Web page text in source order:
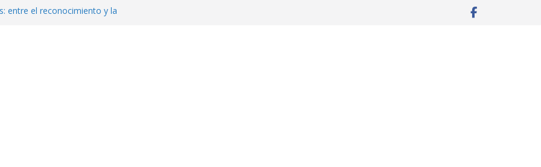
entre el reconocimiento y la
punzante a cuatro hombres